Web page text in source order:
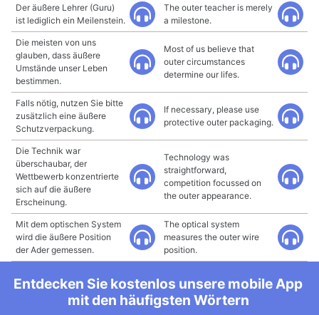
Der äußere Lehrer (Guru)
ist lediglich ein Meilenstein.
The outer teacher is merely
a milestone.
Die meisten von uns
glauben, dass äußere
Umstände unser Leben
bestimmen.
Most of us believe that
outer circumstances
determine our lifes.
Falls nötig, nutzen Sie bitte
zusätzlich eine äußere
Schutzverpackung.
If necessary, please use
protective outer packaging.
Die Technik war
überschaubar, der
Wettbewerb konzentrierte
sich auf die äußere
Erscheinung.
Technology was
straightforward,
competition focussed on
the outer appearance.
Mit dem optischen System
wird die äußere Position
der Ader gemessen.
The optical system
measures the outer wire
position.
Entdecken Sie kostenlos unsere mobile App
mit den häufigsten Wörtern